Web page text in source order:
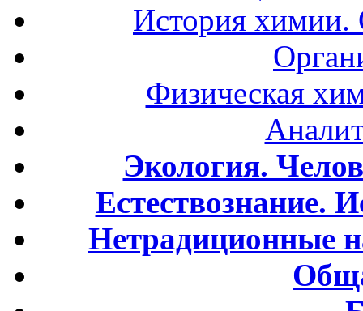
История
Физическая
Экология.
Естествознание.
Нетрадиционные